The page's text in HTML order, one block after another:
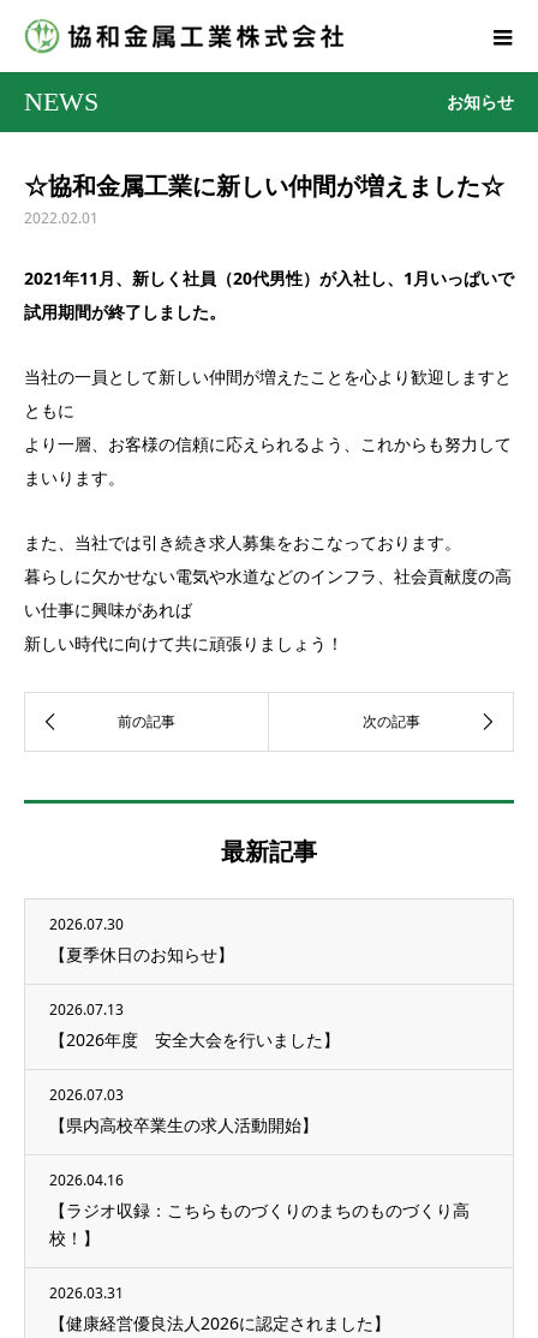
NEWS お知らせ
☆協和金属工業に新しい仲間が増えました☆
2022.02.01
2021年11月、新しく社員（20代男性）が入社し、1月いっぱいで
試用期間が終了しました。
当社の一員として新しい仲間が増えたことを心より歓迎しますと
ともに
より一層、お客様の信頼に応えられるよう、これからも努力して
まいります。
また、当社では引き続き求人募集をおこなっております。
暮らしに欠かせない電気や水道などのインフラ、社会貢献度の高
い仕事に興味があれば
新しい時代に向けて共に頑張りましょう！
最新記事
2026.07.30
【夏季休日のお知らせ】
2026.07.13
【2026年度 安全大会を行いました】
2026.07.03
【県内高校卒業生の求人活動開始】
2026.04.16
【ラジオ収録：こちらものづくりのまちのものづくり高
校！】
2026.03.31
【健康経営優良法人2026に認定されました】